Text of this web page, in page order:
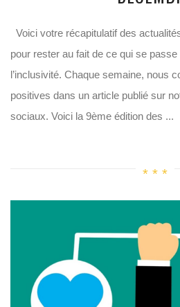
Voici votre récapitulatif des
pour rester au fait de ce qui se
l’inclusivité. Chaque semaine, nous
positives dans un article publié sur
sociaux. Voici la 9ème édition des ...